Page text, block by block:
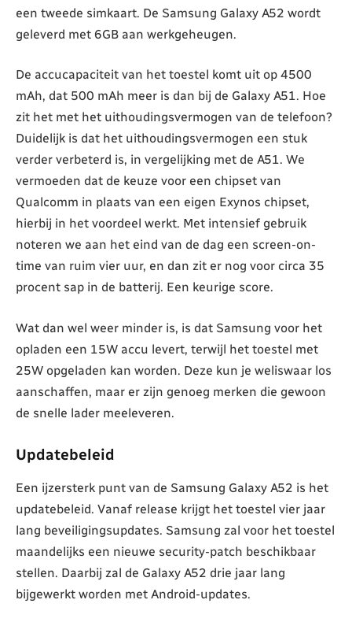
een tweede simkaart. De Samsung Galaxy A52 wordt
geleverd met 6GB aan werkgeheugen.
De accucapaciteit van het toestel komt uit op 4500
mAh, dat 500 mAh meer is dan bij de Galaxy A51. Hoe
zit het met het uithoudingsvermogen van de telefoon?
Duidelijk is dat het uithoudingsvermogen een stuk
verder verbeterd is, in vergelijking met de A51. We
vermoeden dat de keuze voor een chipset van
Qualcomm in plaats van een eigen Exynos chipset,
hierbij in het voordeel werkt. Met intensief gebruik
noteren we aan het eind van de dag een screen-on-
time van ruim vier uur, en dan zit er nog voor circa 35
procent sap in de batterij. Een keurige score.
Wat dan wel weer minder is, is dat Samsung voor het
opladen een 15W accu levert, terwijl het toestel met
25W opgeladen kan worden. Deze kun je weliswaar los
aanschaffen, maar er zijn genoeg merken die gewoon
de snelle lader meeleveren.
Updatebeleid
Een ijzersterk punt van de Samsung Galaxy A52 is het
updatebeleid. Vanaf release krijgt het toestel vier jaar
lang beveiligingsupdates. Samsung zal voor het toestel
maandelijks een nieuwe security-patch beschikbaar
stellen. Daarbij zal de Galaxy A52 drie jaar lang
bijgewerkt worden met Android-updates.